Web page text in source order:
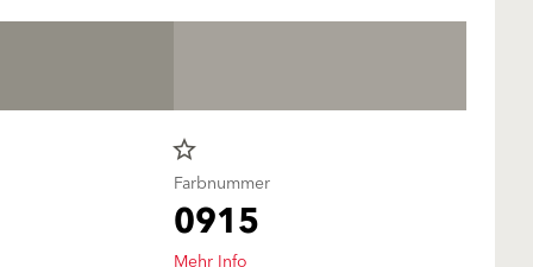
star_border
Farbnummer
0915